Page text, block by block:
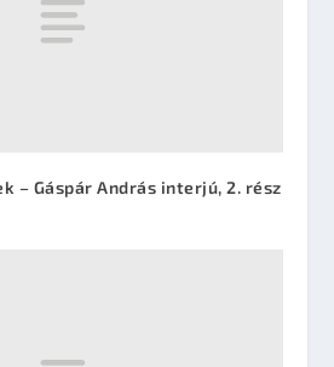
– Gáspár András interjú, 2. rész